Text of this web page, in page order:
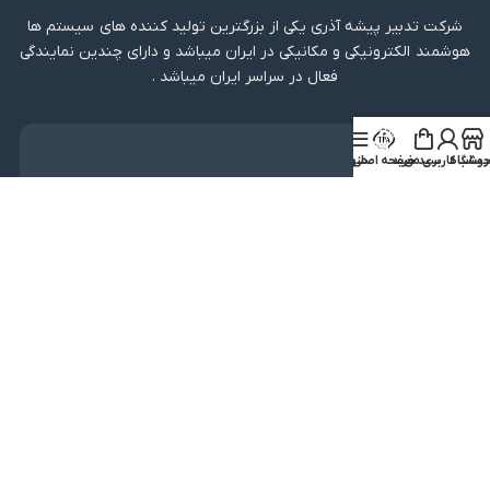
شرکت تدبیر پیشه آذری یکی از بزرگترین تولید کننده های سیستم ها
هوشمند الکترونیکی و مکانیکی در ایران میباشد و دارای چندین نمایندگی
فعال در سراسر ایران میباشد .
دریافت اپلیکیشن
حساب کاربری من
سبد خریدصفحه اصلی
منو